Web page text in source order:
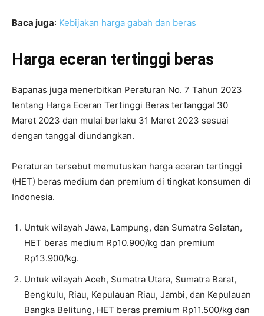
Baca juga: Kebijakan harga gabah dan beras
Harga eceran tertinggi beras
Bapanas juga menerbitkan Peraturan No. 7 Tahun 2023
tentang Harga Eceran Tertinggi Beras tertanggal 30
Maret 2023 dan mulai berlaku 31 Maret 2023 sesuai
dengan tanggal diundangkan.
Peraturan tersebut memutuskan harga eceran tertinggi
(HET) beras medium dan premium di tingkat konsumen di
Indonesia.
Untuk wilayah Jawa, Lampung, dan Sumatra Selatan,
HET beras medium Rp10.900/kg dan premium
Rp13.900/kg.
Untuk wilayah Aceh, Sumatra Utara, Sumatra Barat,
Bengkulu, Riau, Kepulauan Riau, Jambi, dan Kepulauan
Bangka Belitung, HET beras premium Rp11.500/kg dan